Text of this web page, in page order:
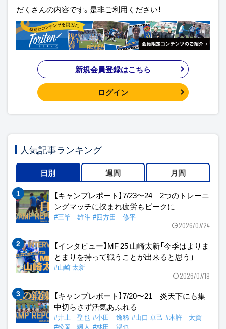
だくさんの内容です。是非ご利用ください！
新規会員登録はこちら
ログイン
人気記事ランキング
日別 週間 月間
【キャンプレポート】7/23〜24 2つのトレーニ
ングマッチに挟まれ疲労もピークに
#三竿 雄斗 #四方田 修平
2026/07/24
【インタビュー】MF 25 山崎太新「今季はよりま
とまりを持って戦うことが出来ると思う」
#山崎 太新
2026/07/19
【キャンプレポート】7/20〜21 炎天下にも集
中切らさず活気あふれる
#井上 聖也 #小田 逸稀 #山口 卓己 #木許 太賀
#松岡 颯人 #林田 滉也